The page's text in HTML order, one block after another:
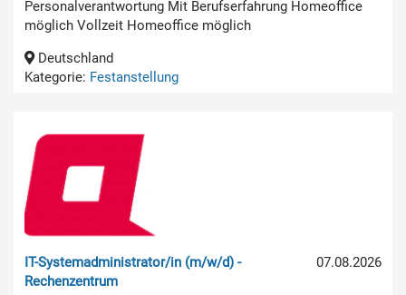
Personalverantwortung Mit Berufserfahrung Homeoffice
möglich Vollzeit Homeoffice möglich
Deutschland
Kategorie: Festanstellung
07.08.2026
IT-Systemadministrator/in (m/w/d) -
Rechenzentrum